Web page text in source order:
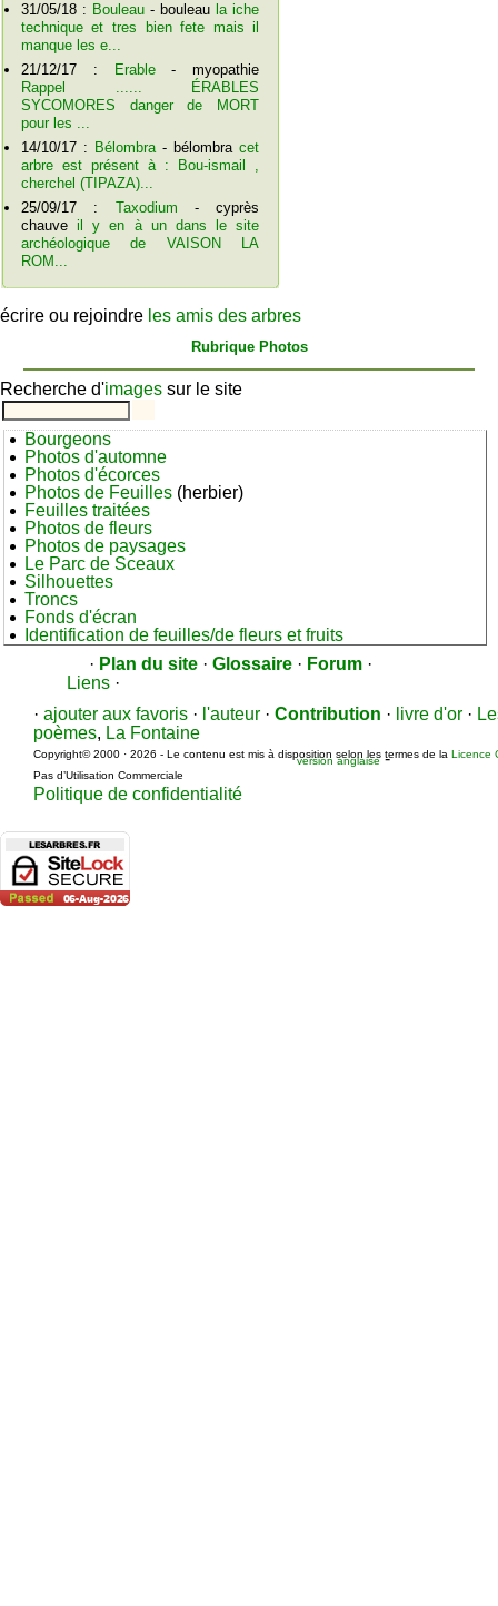
31/05/18 : Bouleau- bouleau la iche
technique et tres bien fete mais il
manque les e...
21/12/17 :
Erable- myopathie
Rappel ...... ÉRABLES
SYCOMORES danger de MORT
pour les ...
14/10/17 : Bélombra- bélombracet
arbre est présent à : Bou-ismail ,
cherchel (TIPAZA)...
25/09/17 : Taxodium - cyprès
chauve il y en à un dans le site
archéologique de VAISON LA
ROM...
écrire ou rejoindre les amis des arbres
Rubrique Photos
Recherche d'images sur le site
Bourgeons
Photos d'automne
Photos d'écorces
Photos de Feuilles (herbier)
Feuilles traitées
Photos de fleurs
Photos de paysages
Le Parc de Sceaux
Silhouettes
Troncs
Fonds d'écran
Identification de feuilles/de fleurs et fruits
· Plan du site · Glossaire · Forum ·
Liens ·
· ajouter aux favoris · l'auteur · Contribution · livre d'or ·
poèmes, La Fontaine
Copyright© 2000 · 2026 - Le contenu est mis à disposition selon les termes de la Licence
Pas d’Utilisation Commerciale
Politique de confidentialité
version anglaise-